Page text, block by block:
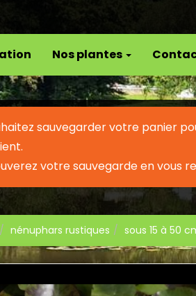
Nos plantes
sauvegarder votre panier
votre sauvegarde en vous
nénuphars rustiques sous 15 à 50